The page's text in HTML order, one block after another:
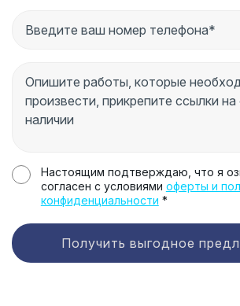
Настоящим подтверждаю, что я
согласен с условиями оферты и
конфиденциальности *
Получить выгодное